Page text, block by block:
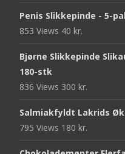
Penis Slikkepinde - 5-
853 Views 40 kr.
Bjørne Slikkepinde
180-stk
836 Views 300 kr.
Salmiakfyldt Lakrids
795 Views 180 kr.